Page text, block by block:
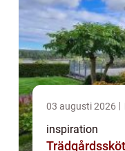
03 augusti 2026
inspiration
Trädgårdsskötsel